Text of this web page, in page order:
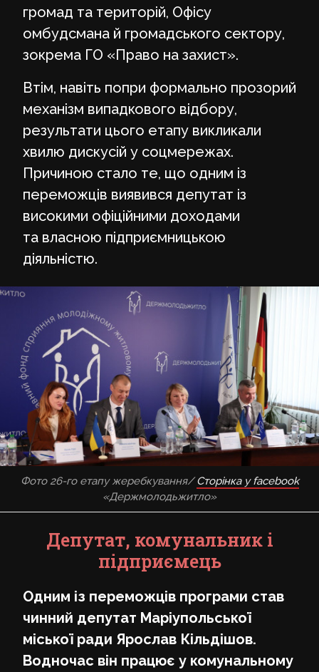
громад та територій, Офісу
омбудсмана й громадського сектору,
зокрема ГО «Право на захист».
Втім, навіть попри формально прозорий
механізм випадкового відбору,
результати цього етапу викликали
хвилю дискусій у соцмережах.
Причиною стало те, що одним із
переможців виявився депутат із
високими офіційними доходами
та власною підприємницькою
діяльністю.
Фото 26-го етапу жеребкування/Сторінка у facebook
«Держмолодьжитло»
Депутат, комунальник і
підприємець
Одним із переможців програми став
чинний депутат Маріупольської
міської ради Ярослав Кільдішов.
Водночас він працює у комунальному